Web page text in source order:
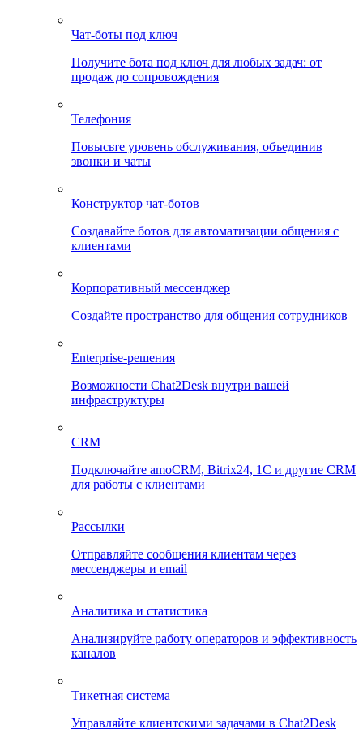
Чат-боты под ключ
Получите бота под ключ для любых задач: от
продаж до сопровождения
Телефония
Повысьте уровень обслуживания, объединив
звонки и чаты
Конструктор чат-ботов
Создавайте ботов для автоматизации общения с
клиентами
Корпоративный мессенджер
Создайте пространство для общения сотрудников
Enterprise-решения
Возможности Chat2Desk внутри вашей
инфраструктуры
CRM
Подключайте amoCRM, Bitrix24, 1C и другие CRM
для работы с клиентами
Рассылки
Отправляйте сообщения клиентам через
мессенджеры и email
Аналитика и статистика
Анализируйте работу операторов и эффективность
каналов
Тикетная система
Управляйте клиентскими задачами в Chat2Desk